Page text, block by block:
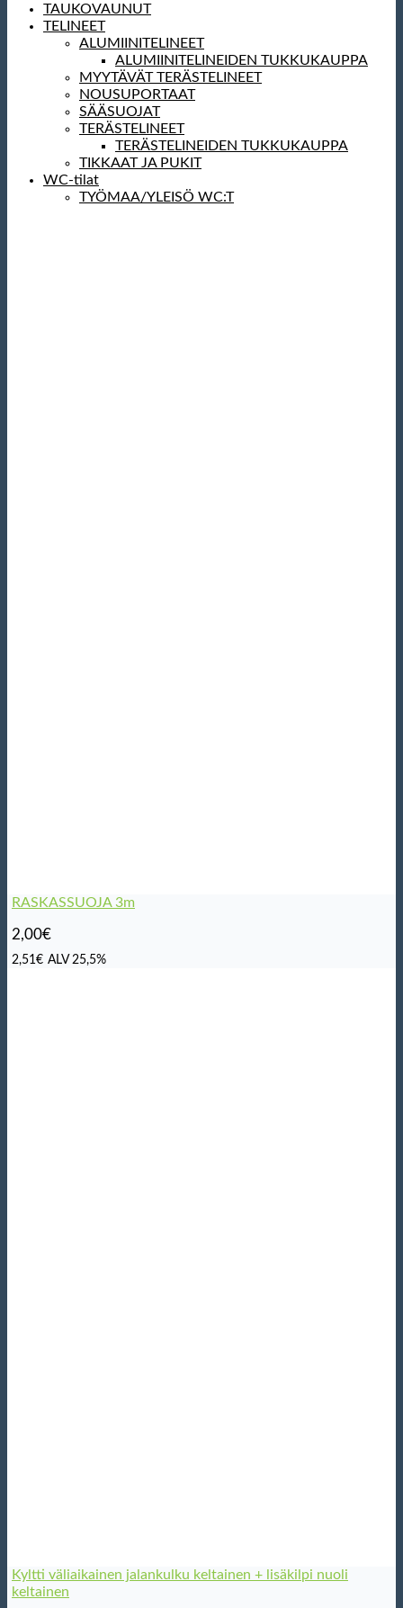
TAUKOVAUNUT
TELINEET
ALUMIINITELINEET
ALUMIINITELINEIDEN TUKKUKAUPPA
MYYTÄVÄT TERÄSTELINEET
NOUSUPORTAAT
SÄÄSUOJAT
TERÄSTELINEET
TERÄSTELINEIDEN TUKKUKAUPPA
TIKKAAT JA PUKIT
WC-tilat
TYÖMAA/YLEISÖ WC:T
RASKASSUOJA 3m
2,00€
2,51€ ALV 25,5%
Kyltti väliaikainen jalankulku keltainen + lisäkilpi nuoli
keltainen